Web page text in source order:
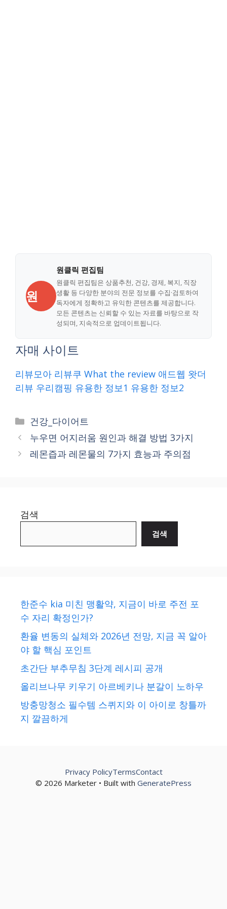
원
원클릭 편집팀
원클릭 편집팀은 상품추천, 건강, 경제, 복지, 직장
생활 등 다양한 분야의 전문 정보를 수집·검토하여
독자에게 정확하고 유익한 콘텐츠를 제공합니다.
모든 콘텐츠는 신뢰할 수 있는 자료를 바탕으로 작
성되며, 지속적으로 업데이트됩니다.
자매 사이트
리뷰모아 리뷰쿠 What the review 애드웹 왓더
리뷰 우리캠핑 유용한 정보1 유용한 정보2
Categories
건강_다이어트
누우면 어지러움 원인과 해결 방법 3가지
레몬즙과 레몬물의 7가지 효능과 주의점
검색
검색
한준수 kia 미친 맹활약, 지금이 바로 주전 포
수 자리 확정인가?
환율 변동의 실체와 2026년 전망, 지금 꼭 알아
야 할 핵심 포인트
초간단 부추무침 3단계 레시피 공개
올리브나무 키우기 아르베키나 분갈이 노하우
방충망청소 필수템 스퀴지와 이 아이로 창틀까
지 깔끔하게
© 2026 Marketer • Built with GeneratePress
Privacy PolicyTermsContact